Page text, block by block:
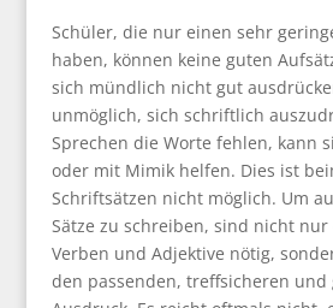
Schüler, die nur einen sehr
haben, können keine guten
sich mündlich nicht gut
unmöglich, sich schriftlich
Sprechen die Worte fehlen, kann
oder mit Mimik helfen. Dies ist
Schriftsätzen nicht möglich. Um
Sätze zu schreiben, sind nicht
Verben und Adjektive nötig,
den passenden, treffsicheren und